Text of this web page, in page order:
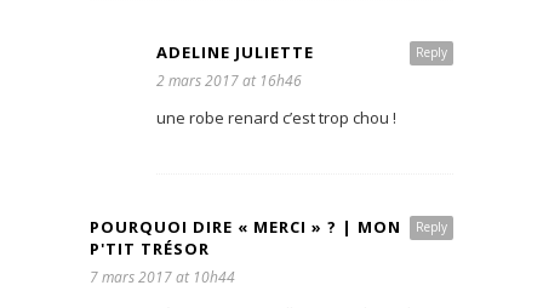
Reply
ADELINE JULIETTE
2 mars 2017 at 16h46
une robe renard c’est trop chou !
Reply
POURQUOI DIRE « MERCI » ? | MON
P'TIT TRÉSOR
7 mars 2017 at 10h44